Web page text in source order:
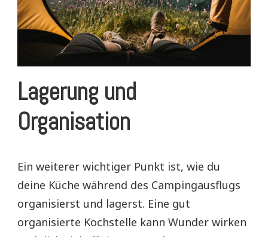
Lagerung und
Organisation
Ein weiterer wichtiger Punkt ist, wie du
deine Küche während des Campingausflugs
organisierst und lagerst. Eine gut
organisierte Kochstelle kann Wunder wirken